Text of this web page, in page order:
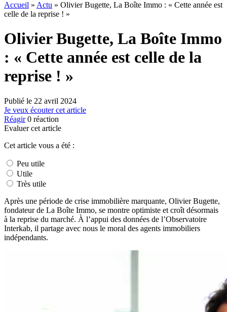
Accueil » Actu » Olivier Bugette, La Boîte Immo : « Cette année est
celle de la reprise ! »
Olivier Bugette, La Boîte Immo
: « Cette année est celle de la
reprise ! »
Publié le 22 avril 2024
Je veux écouter cet article
Réagir 0 réaction
Evaluer cet article
Cet article vous a été :
Peu utile
Utile
Très utile
Après une période de crise immobilière marquante, Olivier Bugette,
fondateur de La Boîte Immo, se montre optimiste et croît désormais
à la reprise du marché. À l’appui des données de l’Observatoire
Interkab, il partage avec nous le moral des agents immobiliers
indépendants.